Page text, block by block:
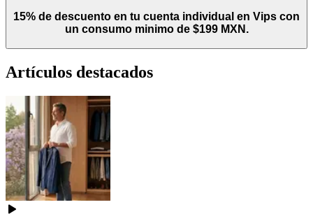
15% de descuento en tu cuenta individual en Vips con
un consumo minimo de $199 MXN.
Artículos destacados